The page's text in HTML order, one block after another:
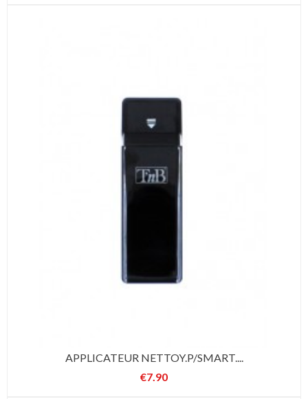
APPLICATEUR NETTOY.P/SMART....
Price
€7.90